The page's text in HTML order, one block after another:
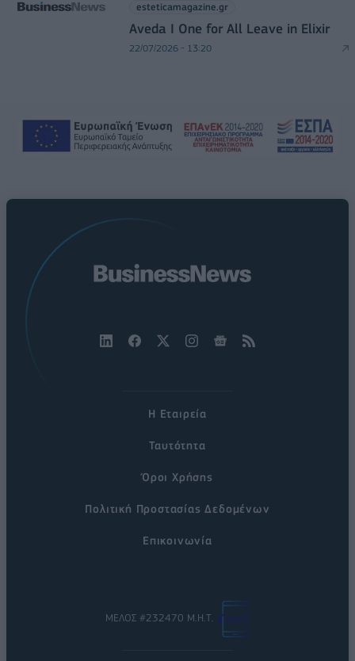
esteticamagazine.gr
Aveda I One for All Leave in Elixir
22/07/2026 - 13:20
Η Εταιρεία
Ταυτότητα
Όροι Χρήσης
Πολιτική Προστασίας Δεδομένων
Επικοινωνία
ΜΕΛΟΣ #232470 Μ.Η.Τ.